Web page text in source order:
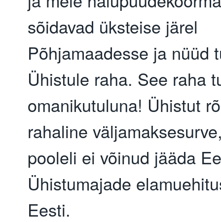
sõidavad üksteise järel
Põhjamaadesse ja nüüd
Ühistule raha. See raha
omanikutuluna! Ühistut
rahaline
pooleli ei võinud jääda
Ühistumajade
Eesti.